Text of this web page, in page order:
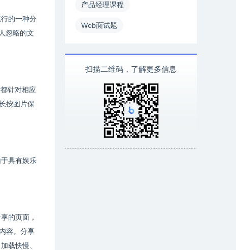
的一种分
忽略的文
针对相应
按图片保
具有娱乐
的页面，
容。分享
载快慢、
产品经理课程
Web面试题
扫描二维码，了解更多信息